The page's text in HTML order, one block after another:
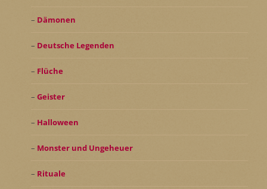
Dämonen
Deutsche Legenden
Flüche
Geister
Halloween
Monster und Ungeheuer
Rituale